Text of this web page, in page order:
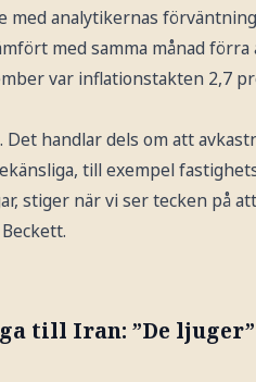
med analytikernas
med samma månad
var inflationstakten 2,7
handlar dels om att
till exempel
stiger när vi ser tecken på
till Iran: ”De ljuger”